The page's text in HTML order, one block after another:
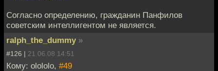
Согласно определению, гражданин Панфилов
советским интеллигентом не является.
ralph_the_dummy »
#126 | 21.06.08 14:51
Кому: olololo, #49